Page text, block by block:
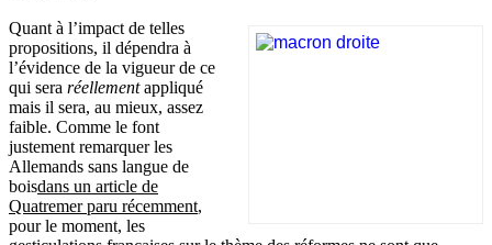
Quant à l’impact de telles
propositions, il dépendra à
l’évidence de la vigueur de ce
qui sera réellementappliqué
mais il sera, au mieux, assez
faible. Comme le font
justement remarquer les
Allemands sans langue de
boisdans un article de
Quatremer paru récemment,
pour le moment, les